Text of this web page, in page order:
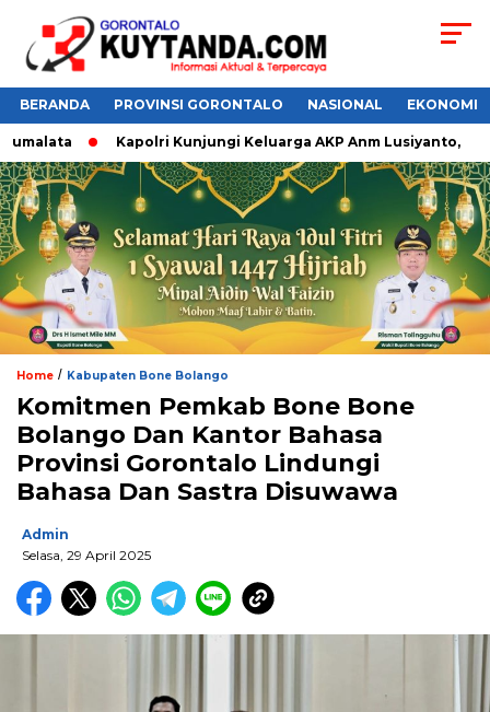
BERANDA PROVINSI GORONTALO NASIONAL EKONOMI
Kapolri Kunjungi Keluarga AKP Anm Lusiyanto,
Home / Kabupaten Bone Bolango
Komitmen Pemkab Bone Bone
Bolango Dan Kantor Bahasa
Provinsi Gorontalo Lindungi
Bahasa Dan Sastra Disuwawa
Admin
Selasa, 29 April 2025